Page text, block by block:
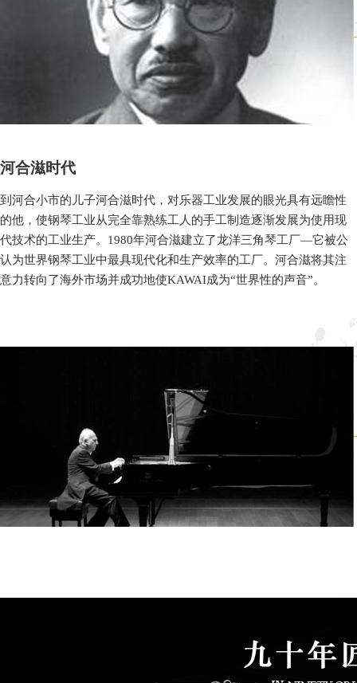
河合滋时代
到河合小市的儿子河合滋时代，对乐器工业发展的眼光具有远瞻性
的他，使钢琴工业从完全靠熟练工人的手工制造逐渐发展为使用现
代技术的工业生产。1980年河合滋建立了龙洋三角琴工厂—它被公
认为世界钢琴工业中最具现代化和生产效率的工厂。河合滋将其注
意力转向了海外市场并成功地使KAWAI成为“世界性的声音”。